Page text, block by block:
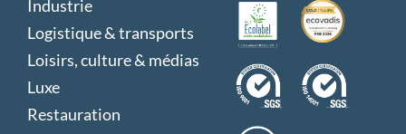
Industrie
Logistique & transports
Loisirs, culture & médias
Luxe
Restauration